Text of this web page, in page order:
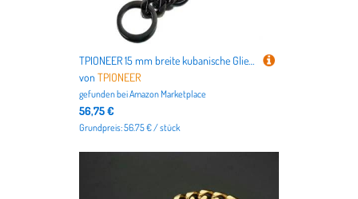
TPIONEER 15 mm breite kubanische Gliederkette für Hunde, goldfarbenes, strapazierfähiges Metallhalsband mit Schlupfkette, modisches Haustierschmuck-Accessoire
vonTPIONEER
gefunden beiAmazon Marketplace
56,75 €
Grundpreis: 56.75 € / stück